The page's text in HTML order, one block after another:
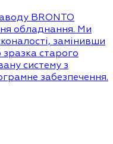
BRONTO
обладнання. Ми
замінивши
зразка старого
систему з
забезпечення.